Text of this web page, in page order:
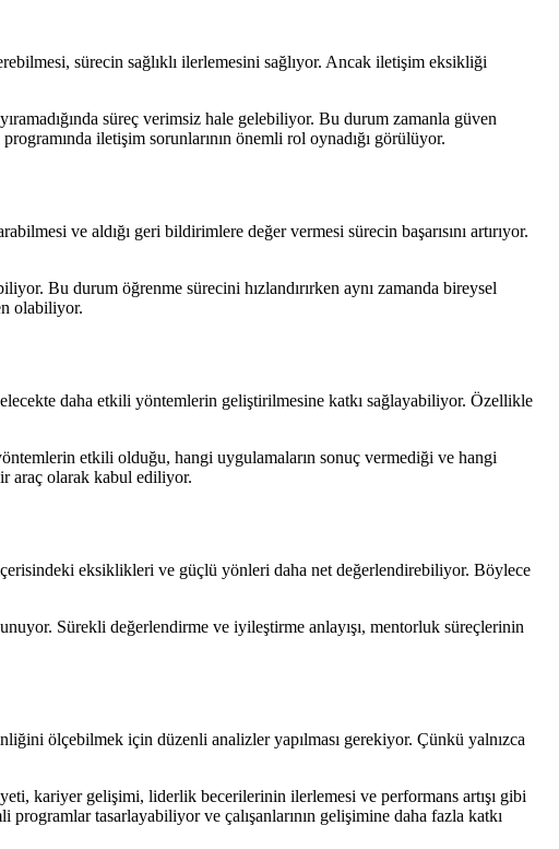
sürecin sağlıklı ilerlemesini sağlıyor. Ancak iletişim eksikliği
süreç verimsiz hale gelebiliyor. Bu durum zamanla güven
iletişim sorunlarının önemli rol oynadığı görülüyor.
ve aldığı geri bildirimlere değer vermesi sürecin başarısını artırıyor.
Bu durum öğrenme sürecini hızlandırırken aynı zamanda bireysel
olabiliyor.
daha etkili yöntemlerin geliştirilmesine katkı sağlayabiliyor. Özellikle
etkili olduğu, hangi uygulamaların sonuç vermediği ve hangi
araç olarak kabul ediliyor.
eksiklikleri ve güçlü yönleri daha net değerlendirebiliyor. Böylece
Sürekli değerlendirme ve iyileştirme anlayışı, mentorluk süreçlerinin
ölçebilmek için düzenli analizler yapılması gerekiyor. Çünkü yalnızca
kariyer gelişimi, liderlik becerilerinin ilerlemesi ve performans artışı gibi
tasarlayabiliyor ve çalışanlarının gelişimine daha fazla katkı